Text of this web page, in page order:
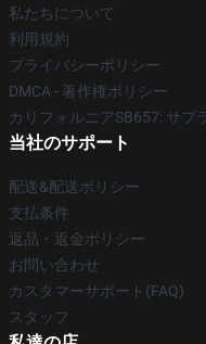
私たちについて
利用規約
プライバシーポリシー
DMCA - 著作権ポリシー
カリフォルニアSB657: サプ
当社のサポート
配送&配送ポリシー
支払条件
返品・返金ポリシー
お問い合わせ
カスタマーサポート(FAQ)
スタッフ